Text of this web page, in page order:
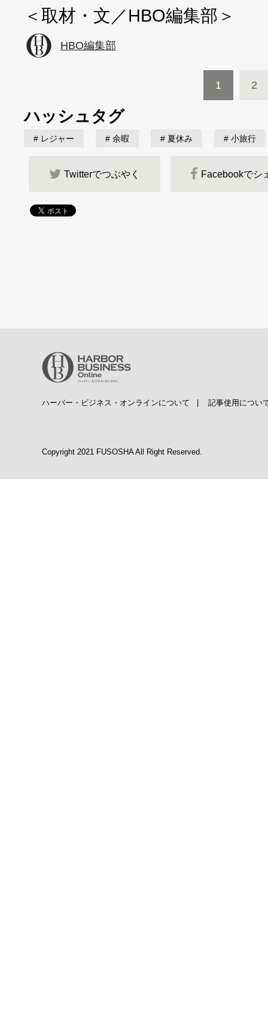
＜取材・文／HBO編集部＞
HBO編集部
1 2
ハッシュタグ
レジャー 余暇 夏休み 小旅行
Twitterでつぶやく Facebookでシ
ハーバー・ビジネス・オンラインについて 記事使用につい
Copyright 2021 FUSOSHA All Right Reserved.